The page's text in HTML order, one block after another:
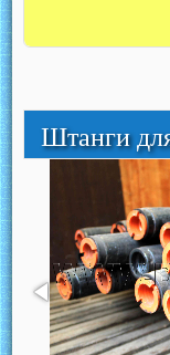
Штанги